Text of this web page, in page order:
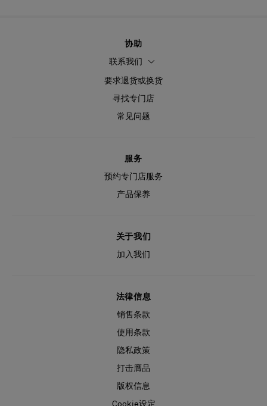
协助
联系我们
要求退货或换货
寻找专门店
常见问题
服务
预约专门店服务
产品保养
关于我们
加入我们
法律信息
销售条款
使用条款
隐私政策
打击膺品
版权信息
Cookie设定